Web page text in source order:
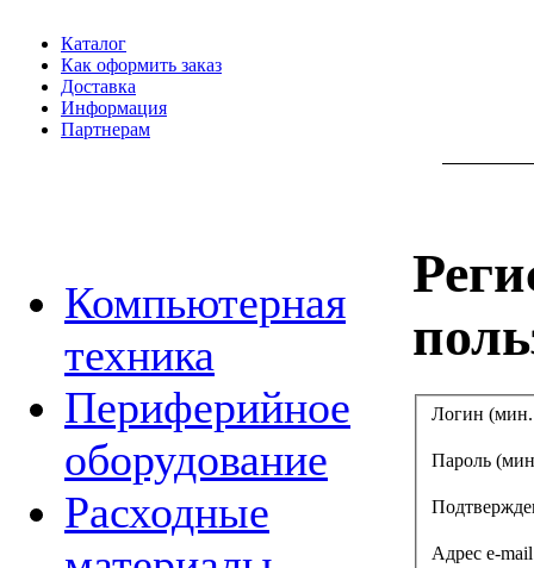
Каталог
Как оформить заказ
Доставка
Информация
Партнерам
Компьютерная
техника
Периферийное
оборудование
Расходные
Логин
Пароль
Адрес e-